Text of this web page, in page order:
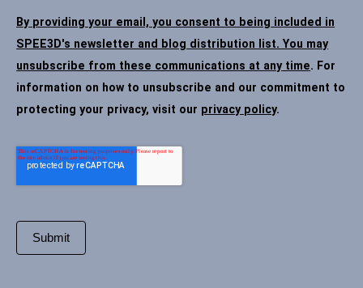
By providing your email, you consent to being included in
SPEE3D's newsletter and blog distribution list. You may
unsubscribe from these communications at any time. For
information on how to unsubscribe and our commitment to
protecting your privacy, visit our privacy policy.